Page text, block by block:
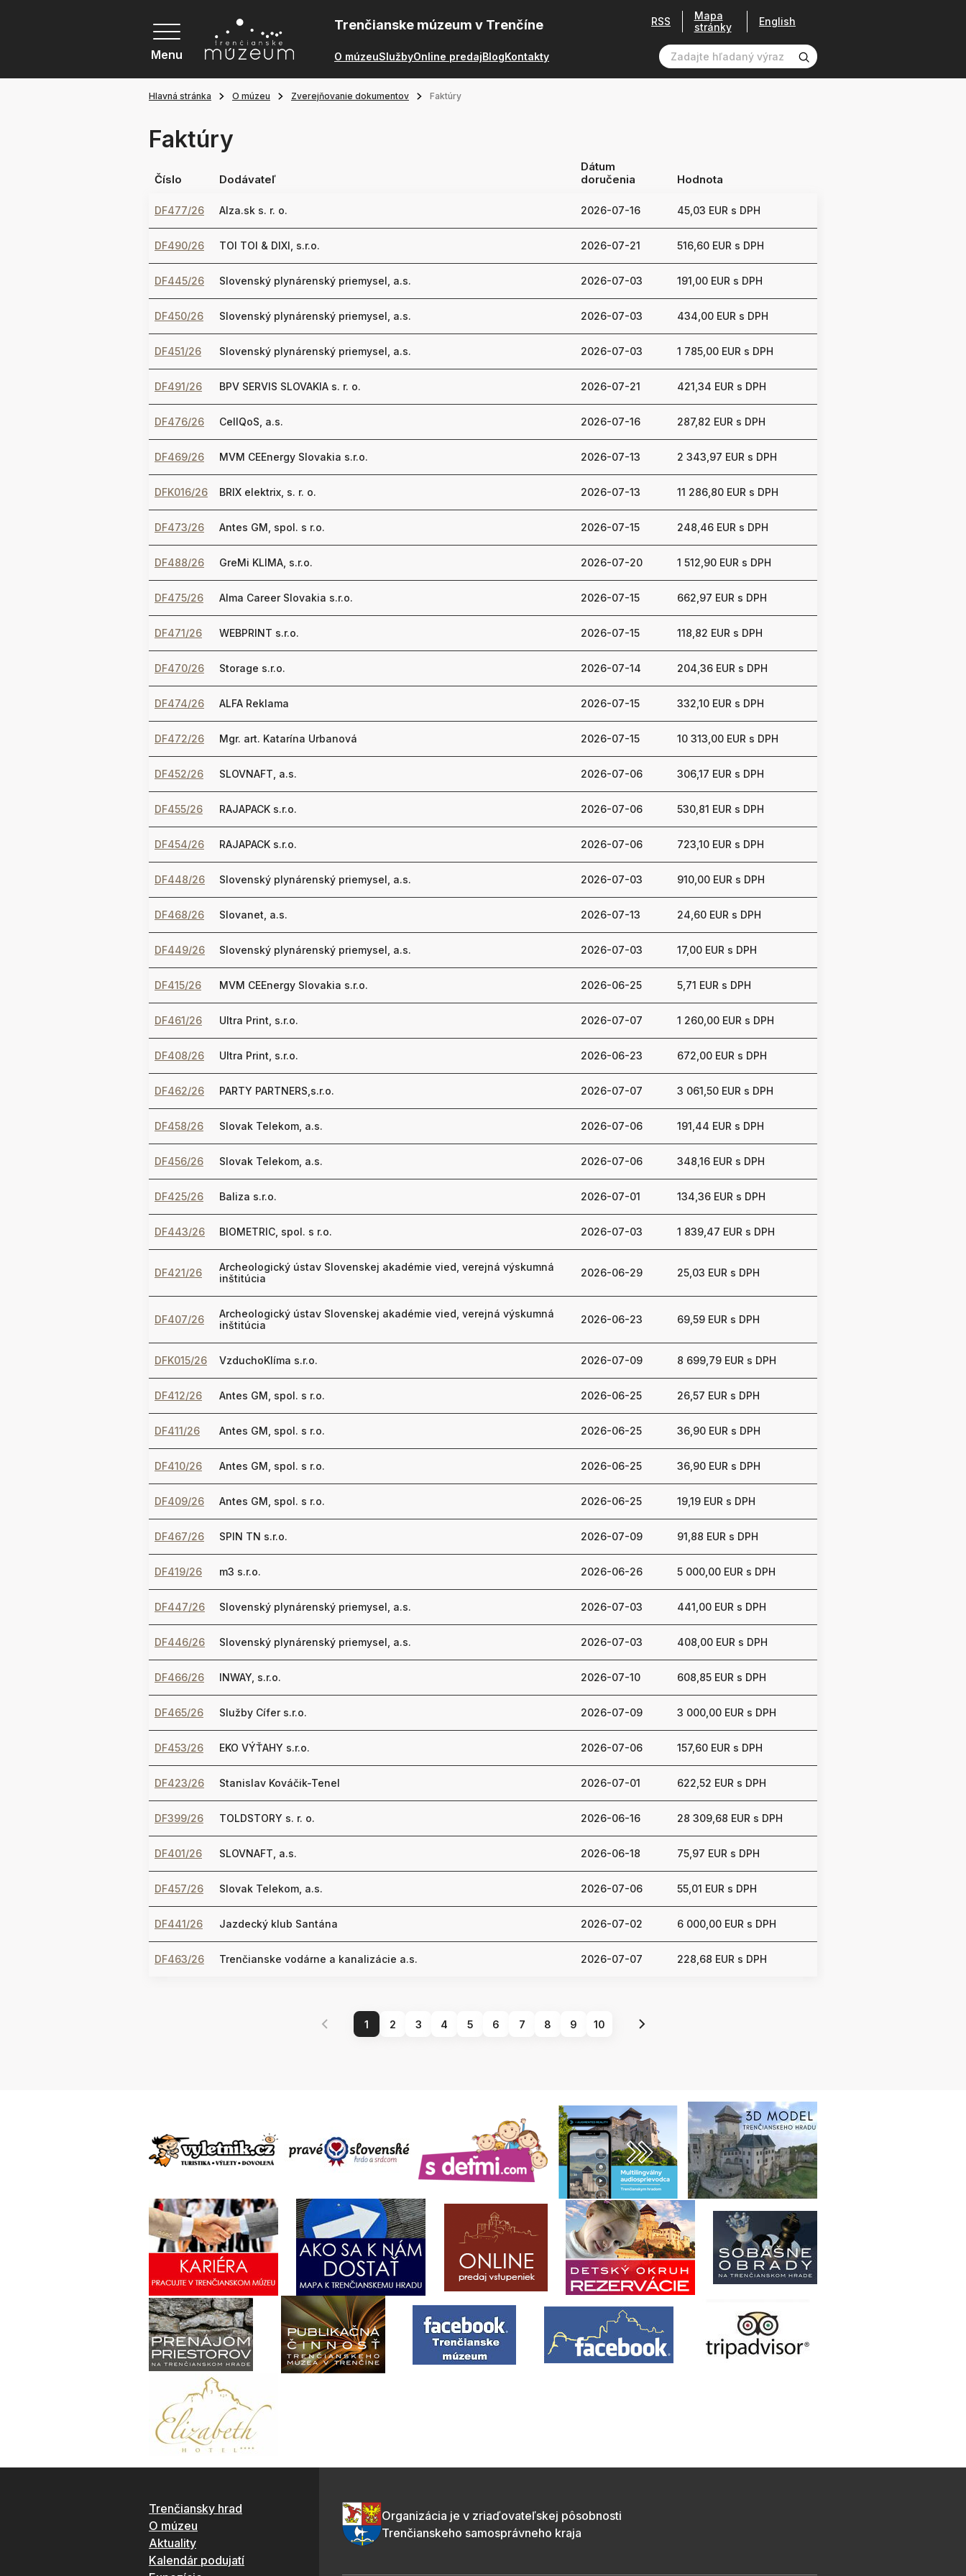
Menu
Trenčianske múzeum v Trenčíne
O múzeuSlužbyOnline predajBlogKontakty
RSS
Mapa
stránky
English
Hlavná stránka O múzeu Zverejňovanie dokumentov Faktúry
Faktúry
Číslo Dodávateľ
Dátum
doručenia
Hodnota
DF477/26 Alza.sk s. r. o. 2026-07-16 45,03 EUR s DPH
DF490/26 TOI TOI & DIXI, s.r.o. 2026-07-21 516,60 EUR s DPH
DF445/26 Slovenský plynárenský priemysel, a.s. 2026-07-03 191,00 EUR s DPH
DF450/26 Slovenský plynárenský priemysel, a.s. 2026-07-03 434,00 EUR s DPH
DF451/26 Slovenský plynárenský priemysel, a.s. 2026-07-03 1 785,00 EUR s DPH
DF491/26 BPV SERVIS SLOVAKIA s. r. o. 2026-07-21 421,34 EUR s DPH
DF476/26 CellQoS, a.s. 2026-07-16 287,82 EUR s DPH
DF469/26 MVM CEEnergy Slovakia s.r.o. 2026-07-13 2 343,97 EUR s DPH
DFK016/26 BRIX elektrix, s. r. o. 2026-07-13 11 286,80 EUR s DPH
DF473/26 Antes GM, spol. s r.o. 2026-07-15 248,46 EUR s DPH
DF488/26 GreMi KLIMA, s.r.o. 2026-07-20 1 512,90 EUR s DPH
DF475/26 Alma Career Slovakia s.r.o. 2026-07-15 662,97 EUR s DPH
DF471/26 WEBPRINT s.r.o. 2026-07-15 118,82 EUR s DPH
DF470/26 Storage s.r.o. 2026-07-14 204,36 EUR s DPH
DF474/26 ALFA Reklama 2026-07-15 332,10 EUR s DPH
DF472/26 Mgr. art. Katarína Urbanová 2026-07-15 10 313,00 EUR s DPH
DF452/26 SLOVNAFT, a.s. 2026-07-06 306,17 EUR s DPH
DF455/26 RAJAPACK s.r.o. 2026-07-06 530,81 EUR s DPH
DF454/26 RAJAPACK s.r.o. 2026-07-06 723,10 EUR s DPH
DF448/26 Slovenský plynárenský priemysel, a.s. 2026-07-03 910,00 EUR s DPH
DF468/26 Slovanet, a.s. 2026-07-13 24,60 EUR s DPH
DF449/26 Slovenský plynárenský priemysel, a.s. 2026-07-03 17,00 EUR s DPH
DF415/26 MVM CEEnergy Slovakia s.r.o. 2026-06-25 5,71 EUR s DPH
DF461/26 Ultra Print, s.r.o. 2026-07-07 1 260,00 EUR s DPH
DF408/26 Ultra Print, s.r.o. 2026-06-23 672,00 EUR s DPH
DF462/26 PARTY PARTNERS,s.r.o. 2026-07-07 3 061,50 EUR s DPH
DF458/26 Slovak Telekom, a.s. 2026-07-06 191,44 EUR s DPH
DF456/26 Slovak Telekom, a.s. 2026-07-06 348,16 EUR s DPH
DF425/26 Baliza s.r.o. 2026-07-01 134,36 EUR s DPH
DF443/26 BIOMETRIC, spol. s r.o. 2026-07-03 1 839,47 EUR s DPH
DF421/26
Archeologický ústav Slovenskej akadémie vied, verejná výskumná
inštitúcia
2026-06-29 25,03 EUR s DPH
DF407/26
Archeologický ústav Slovenskej akadémie vied, verejná výskumná
inštitúcia
2026-06-23 69,59 EUR s DPH
DFK015/26 VzduchoKlíma s.r.o. 2026-07-09 8 699,79 EUR s DPH
DF412/26 Antes GM, spol. s r.o. 2026-06-25 26,57 EUR s DPH
DF411/26 Antes GM, spol. s r.o. 2026-06-25 36,90 EUR s DPH
DF410/26 Antes GM, spol. s r.o. 2026-06-25 36,90 EUR s DPH
DF409/26 Antes GM, spol. s r.o. 2026-06-25 19,19 EUR s DPH
DF467/26 SPIN TN s.r.o. 2026-07-09 91,88 EUR s DPH
DF419/26 m3 s.r.o. 2026-06-26 5 000,00 EUR s DPH
DF447/26 Slovenský plynárenský priemysel, a.s. 2026-07-03 441,00 EUR s DPH
DF446/26 Slovenský plynárenský priemysel, a.s. 2026-07-03 408,00 EUR s DPH
DF466/26 INWAY, s.r.o. 2026-07-10 608,85 EUR s DPH
DF465/26 Služby Cífer s.r.o. 2026-07-09 3 000,00 EUR s DPH
DF453/26 EKO VÝŤAHY s.r.o. 2026-07-06 157,60 EUR s DPH
DF423/26 Stanislav Kováčik-Tenel 2026-07-01 622,52 EUR s DPH
DF399/26 TOLDSTORY s. r. o. 2026-06-16 28 309,68 EUR s DPH
DF401/26 SLOVNAFT, a.s. 2026-06-18 75,97 EUR s DPH
DF457/26 Slovak Telekom, a.s. 2026-07-06 55,01 EUR s DPH
DF441/26 Jazdecký klub Santána 2026-07-02 6 000,00 EUR s DPH
DF463/26 Trenčianske vodárne a kanalizácie a.s. 2026-07-07 228,68 EUR s DPH
1 2 3 4 5 6 7 8 9 10
Trenčiansky hrad
O múzeu
Aktuality
Kalendár podujatí
Organizácia je v zriaďovateľskej pôsobnosti
Trenčianskeho samosprávneho kraja